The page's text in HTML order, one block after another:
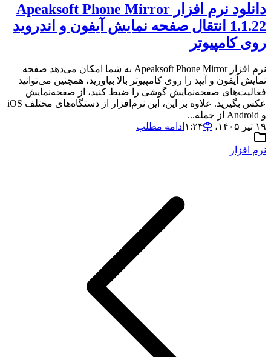
دانلود نرم افزار Apeaksoft Phone Mirror
1.1.22 انتقال صفحه نمایش آیفون و اندروید
روی کامپیوتر
نرم افزار Apeaksoft Phone Mirror به شما امکان می‌دهد صفحه
نمایش آیفون و آیپد را روی کامپیوتر بالا بیاورید، همچنین می‌توانید
فعالیت‌های صفحه‌نمایش گوشی را ضبط کنید، از صفحه‌نمایش
عکس بگیرید. علاوه بر این، این نرم‌افزار از دستگاه‌های مختلف iOS
و Android از جمله...
۱۹ تیر ۱۴۰۵،‏ ۱:۲۴
ادامه مطلب
نرم افزار